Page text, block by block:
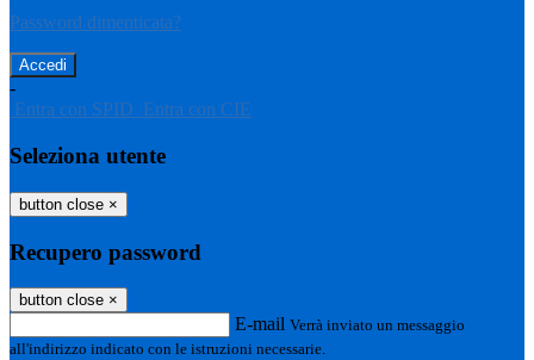
Password dimenticata?
-
Entra con SPID Entra con CIE
Seleziona utente
button close ×
Recupero password
button close ×
E-mail Verrà inviato un messaggio
all'indirizzo indicato con le istruzioni necessarie.